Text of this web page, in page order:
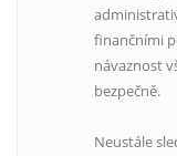
finančními
návaznost
bezpečně.
Neustále